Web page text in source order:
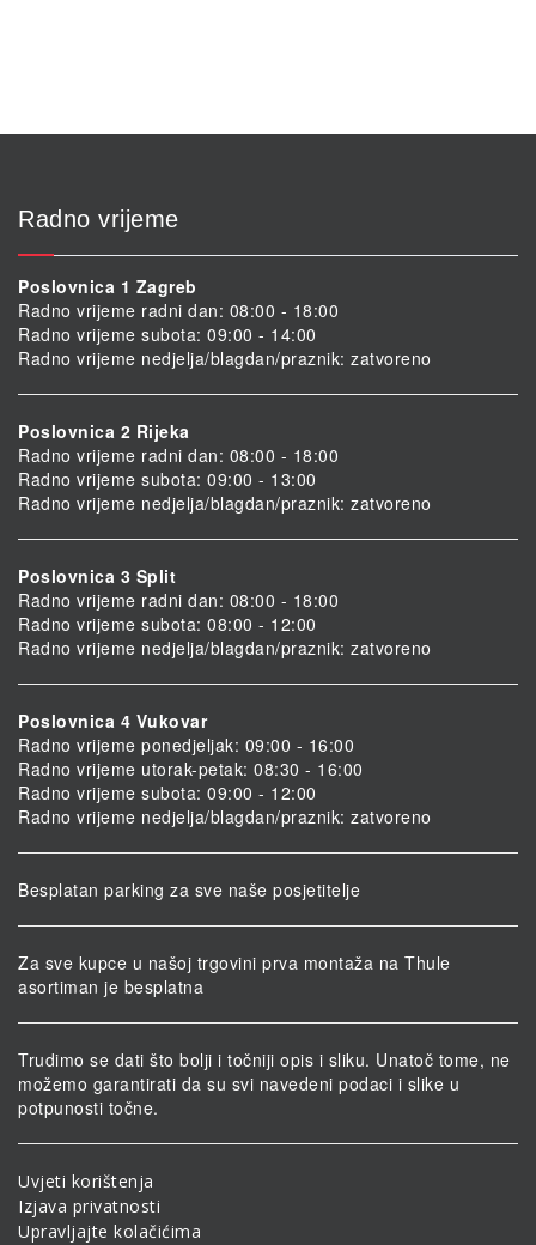
Radno vrijeme
Poslovnica 1 Zagreb
Radno vrijeme radni dan: 08:00 - 18:00
Radno vrijeme subota: 09:00 - 14:00
Radno vrijeme nedjelja/blagdan/praznik: zatvoreno
Poslovnica 2 Rijeka
Radno vrijeme radni dan: 08:00 - 18:00
Radno vrijeme subota: 09:00 - 13:00
Radno vrijeme nedjelja/blagdan/praznik: zatvoreno
Poslovnica 3 Split
Radno vrijeme radni dan: 08:00 - 18:00
Radno vrijeme subota: 08:00 - 12:00
Radno vrijeme nedjelja/blagdan/praznik: zatvoreno
Poslovnica 4 Vukovar
Radno vrijeme ponedjeljak: 09:00 - 16:00
Radno vrijeme utorak-petak: 08:30 - 16:00
Radno vrijeme subota: 09:00 - 12:00
Radno vrijeme nedjelja/blagdan/praznik: zatvoreno
Besplatan parking za sve naše posjetitelje
Za sve kupce u našoj trgovini prva montaža na Thule
asortiman je besplatna
Trudimo se dati što bolji i točniji opis i sliku. Unatoč tome, ne
možemo garantirati da su svi navedeni podaci i slike u
potpunosti točne.
Uvjeti korištenja
Izjava privatnosti
Upravljajte kolačićima